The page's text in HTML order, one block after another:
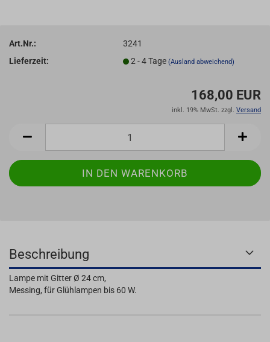
Art.Nr.:
3241
Lieferzeit:
2 - 4 Tage(Ausland abweichend)
168,00 EUR
inkl. 19% MwSt. zzgl. Versand
Beschreibung
Lampe mit Gitter Ø 24 cm,
Messing, für Glühlampen bis 60 W.